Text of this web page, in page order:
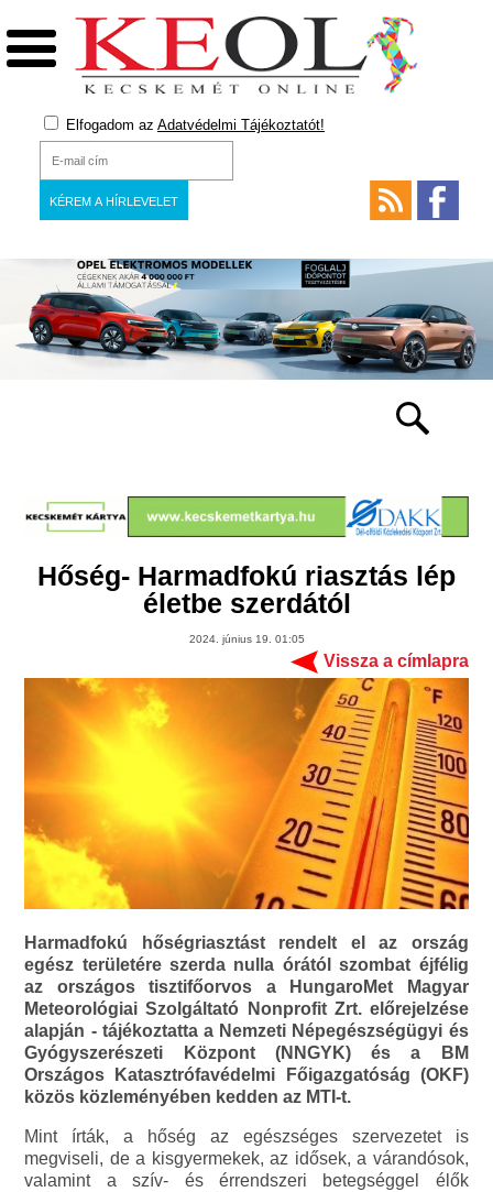
Elfogadom az Adatvédelmi Tájékoztatót!
Hőség- Harmadfokú riasztás lép
életbe szerdától
2024. június 19. 01:05
Vissza a címlapra
Harmadfokú hőségriasztást rendelt el az ország
egész területére szerda nulla órától szombat éjfélig
az országos tisztifőorvos a HungaroMet Magyar
Meteorológiai Szolgáltató Nonprofit Zrt. előrejelzése
alapján - tájékoztatta a Nemzeti Népegészségügyi és
Gyógyszerészeti Központ (NNGYK) és a BM
Országos Katasztrófavédelmi Főigazgatóság (OKF)
közös közleményében kedden az MTI-t.
Mint írták, a hőség az egészséges szervezetet is
megviseli, de a kisgyermekek, az idősek, a várandósok,
valamint a szív- és érrendszeri betegséggel élők